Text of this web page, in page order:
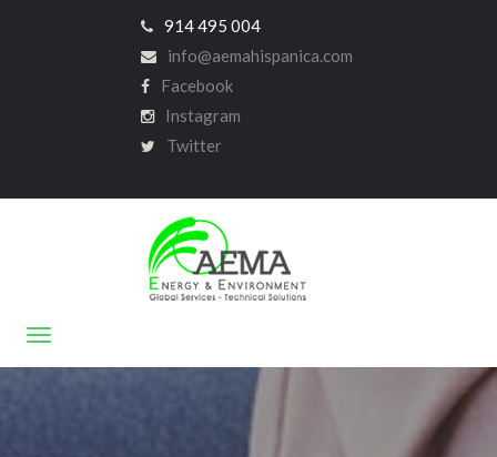
914 495 004
info@aemahispanica.com
Facebook
Instagram
Twitter